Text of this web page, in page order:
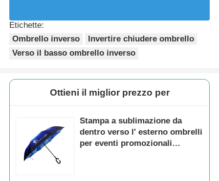
Etichette:
Ombrello inverso
Invertire chiudere ombrello
Verso il basso ombrello inverso
Ottieni il miglior prezzo per
Stampa a sublimazione da
dentro verso l' esterno ombrelli
per eventi promozionali